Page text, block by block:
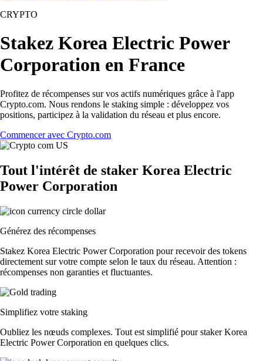
CRYPTO
Stakez Korea Electric Power
Corporation en France
Profitez de récompenses sur vos actifs numériques grâce à l'app
Crypto.com. Nous rendons le staking simple : développez vos
positions, participez à la validation du réseau et plus encore.
Commencer avec Crypto.com
Tout l'intérêt de staker Korea Electric
Power Corporation
Générez des récompenses
Stakez Korea Electric Power Corporation pour recevoir des tokens
directement sur votre compte selon le taux du réseau. Attention :
récompenses non garanties et fluctuantes.
Simplifiez votre staking
Oubliez les nœuds complexes. Tout est simplifié pour staker Korea
Electric Power Corporation en quelques clics.